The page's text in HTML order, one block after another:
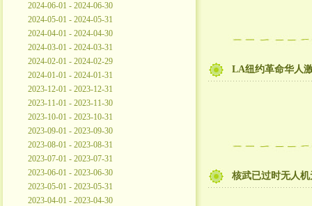
2024-06-01 - 2024-06-30
2024-05-01 - 2024-05-31
2024-04-01 - 2024-04-30
2024-03-01 - 2024-03-31
2024-02-01 - 2024-02-29
2024-01-01 - 2024-01-31
2023-12-01 - 2023-12-31
2023-11-01 - 2023-11-30
2023-10-01 - 2023-10-31
2023-09-01 - 2023-09-30
2023-08-01 - 2023-08-31
2023-07-01 - 2023-07-31
2023-06-01 - 2023-06-30
2023-05-01 - 2023-05-31
2023-04-01 - 2023-04-30
LA纽约革命华人
核武已过时无人